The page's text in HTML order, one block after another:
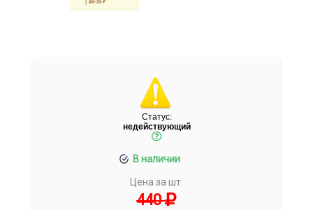
Статус:
недействующий
В наличии
Цена за шт.
440